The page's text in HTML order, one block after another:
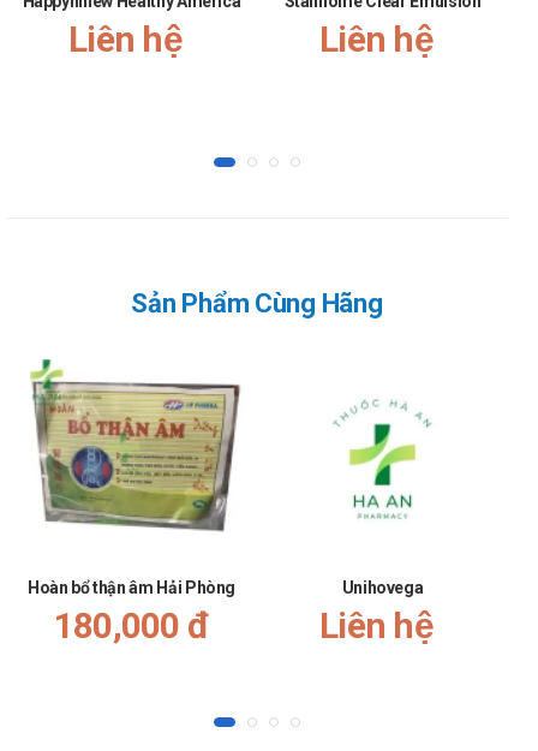
Liên hệ Liên hệ
Sản Phẩm Cùng Hãng
Hoàn bổ thận âm Hải Phòng
180,000 đ
Unihovega
Liên hệ